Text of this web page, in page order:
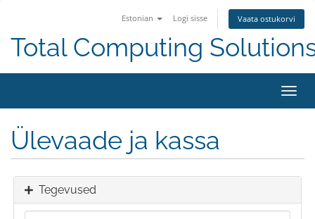
Estonian Logi sisse Vaata ostukorvi
Total Computing
Ülevaade ja kassa
Tegevused